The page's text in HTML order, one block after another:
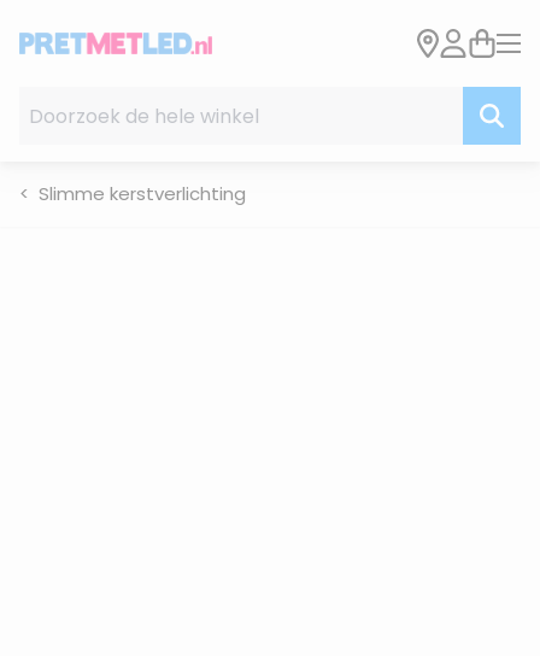
Slimme kerstverlichting